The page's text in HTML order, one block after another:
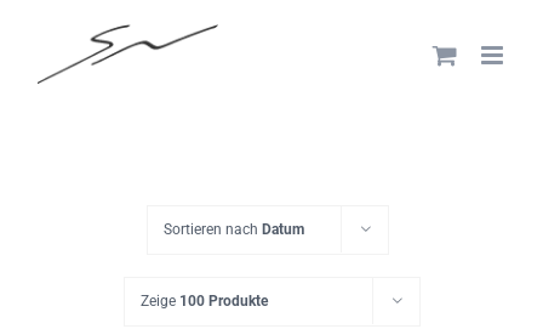
content
Sortieren nach Datum
Zeige 100 Produkte